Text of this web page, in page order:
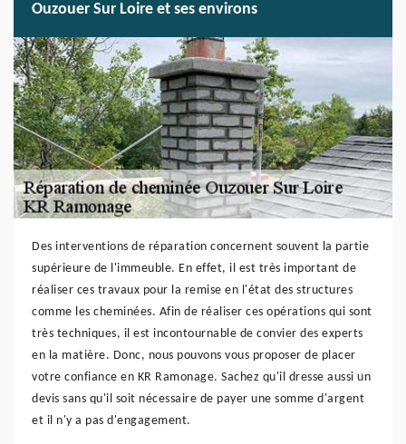
Ouzouer Sur Loire et ses environs
Des interventions de réparation concernent souvent la partie
supérieure de l'immeuble. En effet, il est très important de
réaliser ces travaux pour la remise en l'état des structures
comme les cheminées. Afin de réaliser ces opérations qui sont
très techniques, il est incontournable de convier des experts
en la matière. Donc, nous pouvons vous proposer de placer
votre confiance en KR Ramonage. Sachez qu'il dresse aussi un
devis sans qu'il soit nécessaire de payer une somme d'argent
et il n'y a pas d'engagement.